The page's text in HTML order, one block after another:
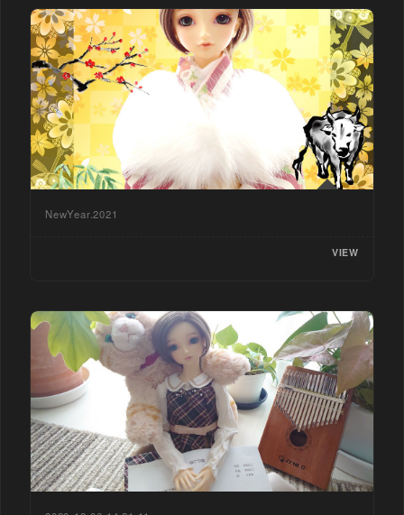
NewYear.2021
VIEW